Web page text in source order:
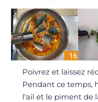
Poivrez et laissez
Pendant ce temps,
l'ail et le piment de